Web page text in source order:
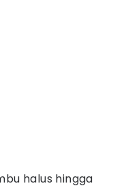
halus hingga